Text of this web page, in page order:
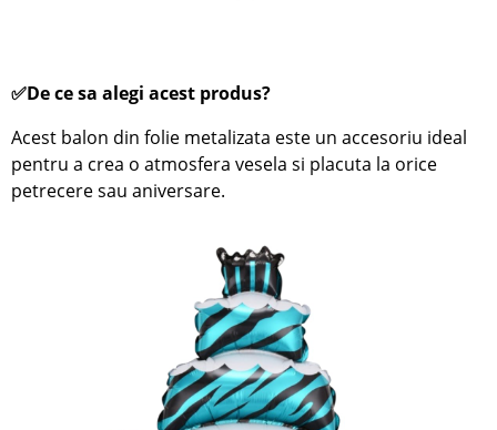
✅De ce sa alegi acest produs?
Acest balon din folie metalizata este un accesoriu ideal
pentru a crea o atmosfera vesela si placuta la orice
petrecere sau aniversare.